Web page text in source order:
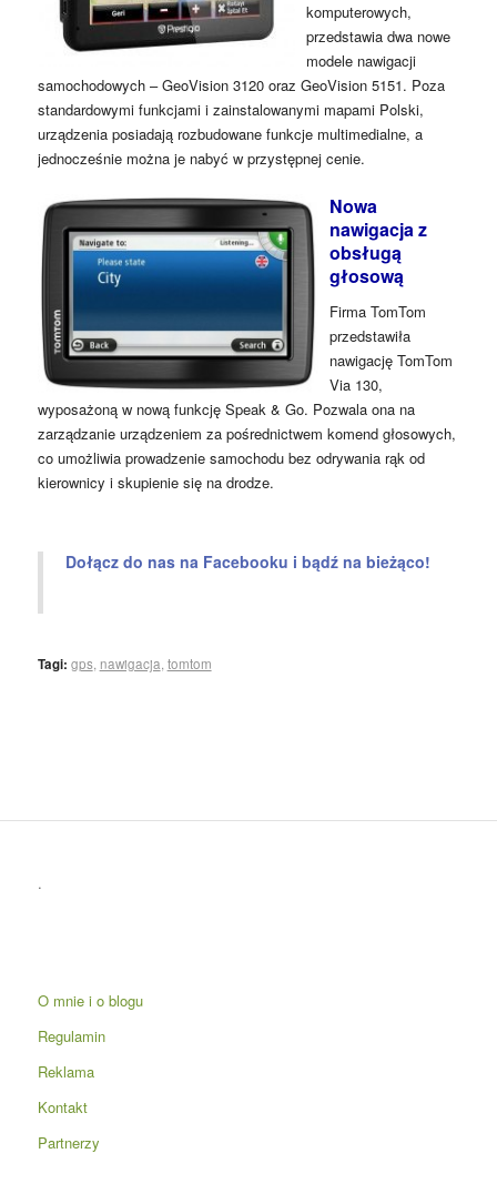
komputerowych,
przedstawia dwa nowe
modele nawigacji
samochodowych – GeoVision 3120 oraz GeoVision 5151. Poza
standardowymi funkcjami i zainstalowanymi mapami Polski,
urządzenia posiadają rozbudowane funkcje multimedialne, a
jednocześnie można je nabyć w przystępnej cenie.
Nowa
nawigacja z
obsługą
głosową
Firma TomTom
przedstawiła
nawigację TomTom
Via 130,
wyposażoną w nową funkcję Speak & Go. Pozwala ona na
zarządzanie urządzeniem za pośrednictwem komend głosowych,
co umożliwia prowadzenie samochodu bez odrywania rąk od
kierownicy i skupienie się na drodze.
Dołącz do nas na Facebooku i bądź na bieżąco!
Tagi: gps, nawigacja,tomtom
.
O mnie i o blogu
Regulamin
Reklama
Kontakt
Partnerzy